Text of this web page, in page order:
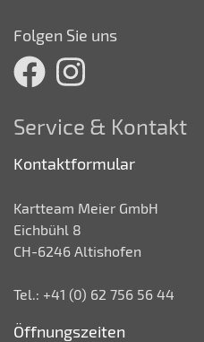
Folgen Sie uns
Service & Kontakt
Kontaktformular
Kartteam Meier GmbH
Eichbühl 8
CH-6246 Altishofen
Tel.: +41 (0) 62 756 56 44
Öffnungszeiten